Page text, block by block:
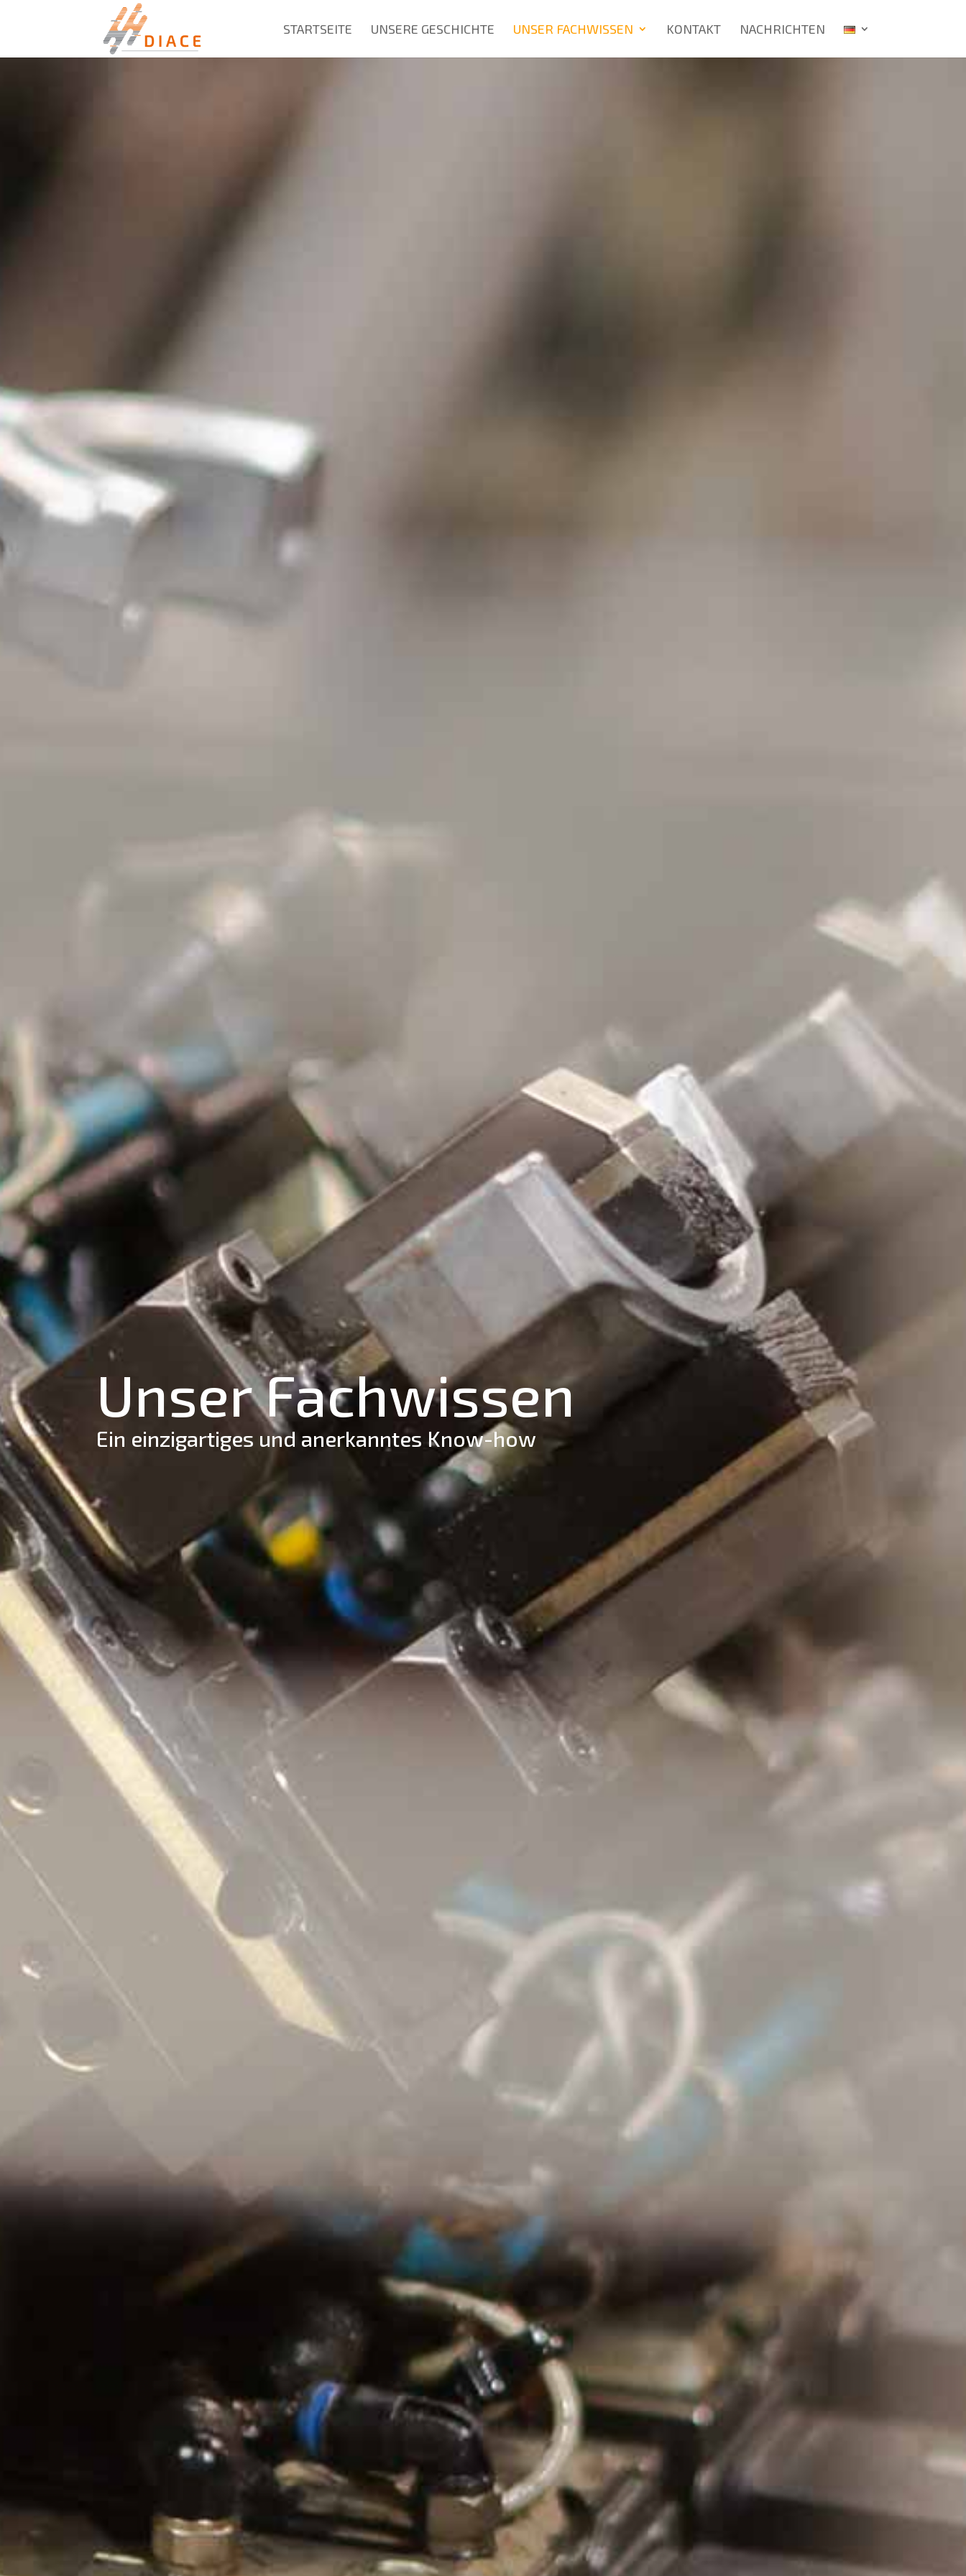
STARTSEITE UNSERE GESCHICHTE UNSER FACHWISSEN KONTAKT NACHRICHTEN
Unser Fachwissen
Ein einzigartiges und anerkanntes Know-how